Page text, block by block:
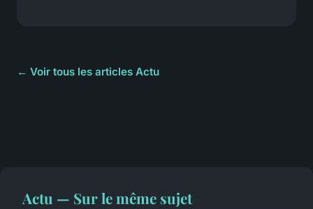
← Voir tous les articles Actu
Actu — Sur le même sujet